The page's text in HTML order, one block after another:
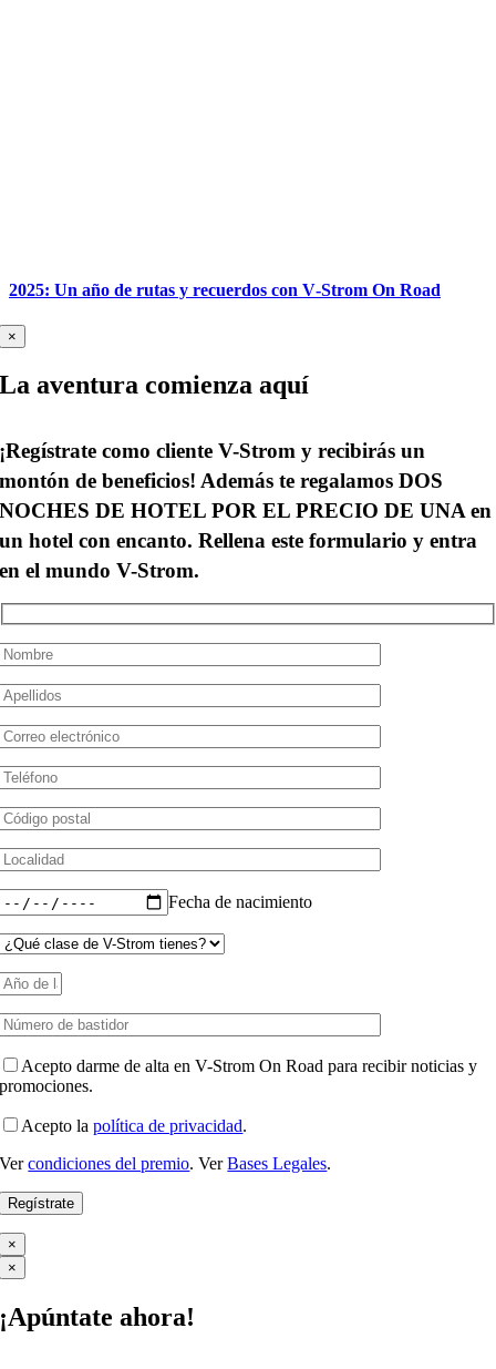
2025: Un año de rutas y recuerdos con V‑Strom On Road
×
La aventura comienza aquí
¡Regístrate como cliente V-Strom y recibirás un
montón de beneficios! Además te regalamosDOS
NOCHES DE HOTEL POR EL PRECIO DE UNAen
un hotel con encanto. Rellena este formulario y entra
en el mundo V-Strom.
Fecha de nacimiento
Acepto darme de alta en V-Strom On Road para recibir noticias y
promociones.
Acepto lapolítica de privacidad.
Vercondiciones del premio. VerBases Legales.
favor, deja este campo vacío.
×
×
¡Apúntate ahora!